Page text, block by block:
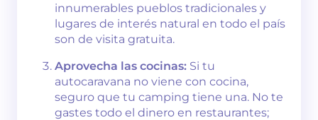
innumerables pueblos tradicionales y
lugares de interés natural en todo el país
son de visita gratuita.
Aprovecha las cocinas: Si tu
autocaravana no viene con cocina,
seguro que tu camping tiene una. No te
gastes todo el dinero en restaurantes;